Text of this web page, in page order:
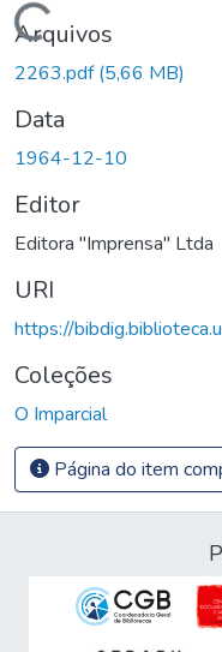
Carregando...
Arquivos
2263.pdf(5,66 MB)
Data
1964-12-10
Editor
Editora "Imprensa" Ltda
URI
https://
Coleções
O Imparcial
Página do item